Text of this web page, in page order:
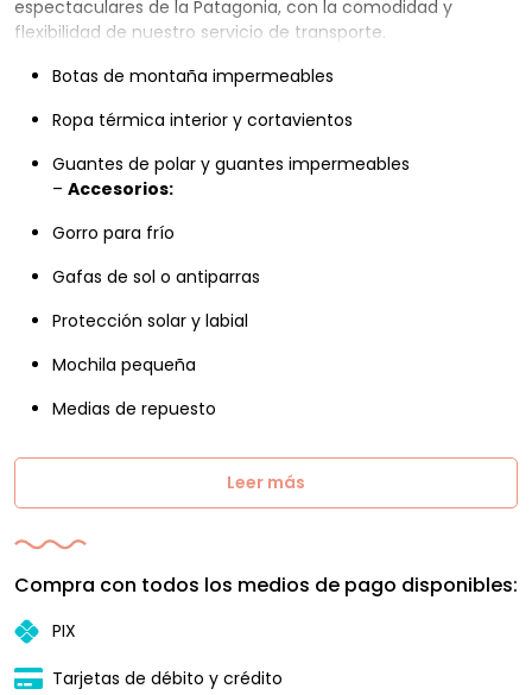
espectaculares de la Patagonia, con la comodidad y
flexibilidad de nuestro servicio de transporte.
Botas de montaña impermeables
Ropa térmica interior y cortavientos
Guantes de polar y guantes impermeables
– Accesorios:
Gorro para frío
Gafas de sol o antiparras
Protección solar y labial
Mochila pequeña
Medias de repuesto
Leer más
Compra con todos los medios de pago disponibles:
PIX
Tarjetas de débito y crédito